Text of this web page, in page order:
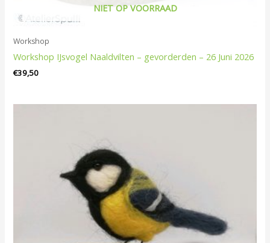
NIET OP VOORRAAD
Workshop
Workshop IJsvogel Naaldvilten – gevorderden – 26 Juni 2026
€39,50